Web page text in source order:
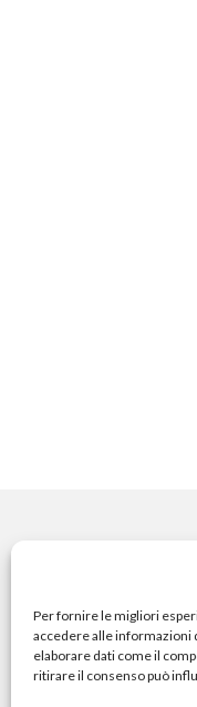
Per fornire le migliori
accedere alle informazioni
elaborare dati come il
ritirare il consenso può